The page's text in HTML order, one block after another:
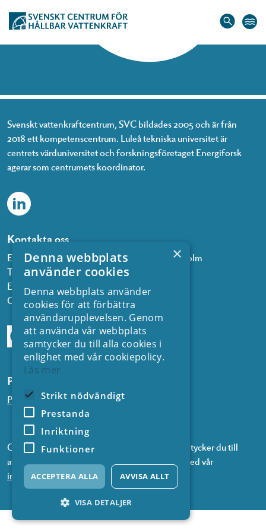
Svenskt vattenkraftcentrum, SVC bildades 2005 och är från
2018 ett kompetenscentrum. Luleå tekniska universitet är
centrets värduniversitet och forskningsföretaget Energiforsk
agerar som centrumets koordinator.
Kontakta oss
Energiforsk, Olof Palmes gata 11, 101 53 Stockholm
Telefon: 08 677 25 30
E-post:
kontakt@energiforsk.se
Org.nr: 556974-2116
Prenumerera på våra nyhetsbrev
Prenumerera på nyheter från SVC
Genom att prenumerera på våra nyhetsbrev samtycker du till
att vi använder information om dig i enlighet med vår
integritetspolicy.
×
Denna webbplats
använder cookies
Denna webbplats använder
cookies för att förbättra
användarupplevelsen. Genom
att använda vår webbplats
samtycker du till alla cookies i
enlighet med vår cookiepolicy.
Läs mer
Strikt nödvändigt
Prestanda
Inriktning
Funktioner
ACCEPTERA ALLA AVVISA ALLT
VISA DETALJER